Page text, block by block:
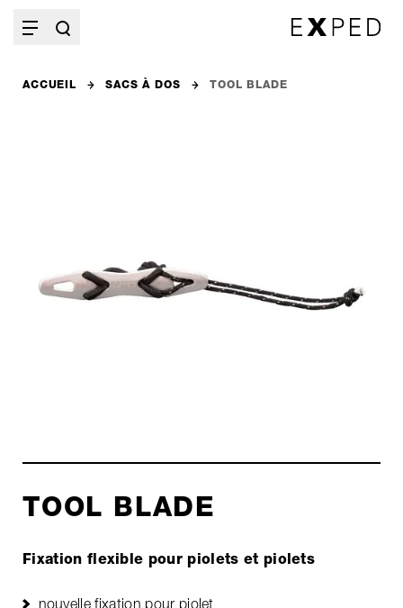
ACCUEIL SACS À DOS TOOL BLADE
TOOL BLADE
Fixation flexible pour piolets et piolets
nouvelle fixation pour piolet